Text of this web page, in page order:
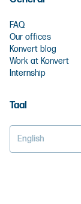
FAQ
Our offices
Konvert blog
Work at Konvert
Internship
Taal
English